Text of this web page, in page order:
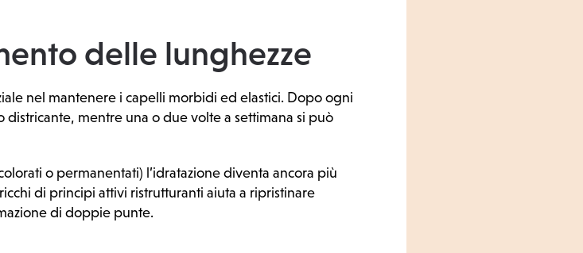
delle lunghezze
nel mantenere i capelli morbidi ed elastici. Dopo ogni
mentre una o due volte a settimana si può
o permanentati) l’idratazione diventa ancora più
di principi attivi ristrutturanti aiuta a ripristinare
di doppie punte.